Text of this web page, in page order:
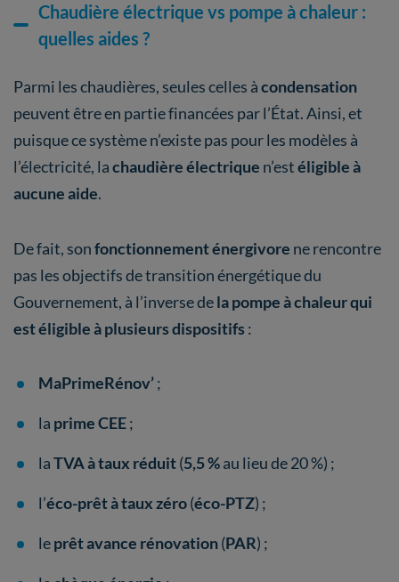
Chaudière électrique vs pompe à chaleur :
quelles aides ?
Parmi les chaudières, seules celles àcondensation
peuvent être en partie financées par l’État. Ainsi, et
puisque ce système n’existe pas pour les modèles à
l’électricité, lachaudière électrique n’estéligible à
aucune aide.
De fait, sonfonctionnement énergivore ne rencontre
pas les objectifs de transition énergétique du
Gouvernement, à l’inverse dela pompe à chaleur qui
est éligible à plusieurs dispositifs :
MaPrimeRénov’;
la prime CEE;
laTVA à taux réduit(5,5 %au lieu de 20 %) ;
l’éco-prêt à taux zéro(éco-PTZ) ;
leprêt avance rénovation(PAR) ;